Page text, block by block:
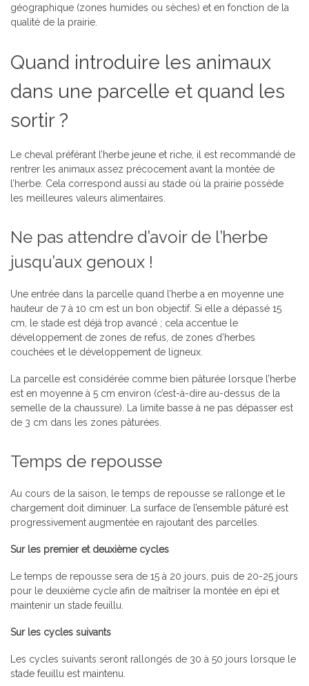
géographique (zones humides ou sèches) et en fonction de la
qualité de la prairie.
Quand introduire les animaux
dans une parcelle et quand les
sortir ?
Le cheval préférant l’herbe jeune et riche, il est recommandé de
rentrer les animaux assez précocement avant la montée de
l’herbe. Cela correspond aussi au stade où la prairie possède
les meilleures valeurs alimentaires.
Ne pas attendre d’avoir de l’herbe
jusqu’aux genoux !
Une entrée dans la parcelle quand l’herbe a en moyenne une
hauteur de 7 à 10 cm est un bon objectif. Si elle a dépassé 15
cm, le stade est déjà trop avancé ; cela accentue le
développement de zones de refus, de zones d’herbes
couchées et le développement de ligneux.
La parcelle est considérée comme bien pâturée lorsque l’herbe
est en moyenne à 5 cm environ (c’est-à-dire au-dessus de la
semelle de la chaussure). La limite basse à ne pas dépasser est
de 3 cm dans les zones pâturées.
Temps de repousse
Au cours de la saison, le temps de repousse se rallonge et le
chargement doit diminuer. La surface de l’ensemble pâturé est
progressivement augmentée en rajoutant des parcelles.
Sur les premier et deuxième cycles
Le temps de repousse sera de 15 à 20 jours, puis de 20-25 jours
pour le deuxième cycle afin de maîtriser la montée en épi et
maintenir un stade feuillu.
Sur les cycles suivants
Les cycles suivants seront rallongés de 30 à 50 jours lorsque le
stade feuillu est maintenu.